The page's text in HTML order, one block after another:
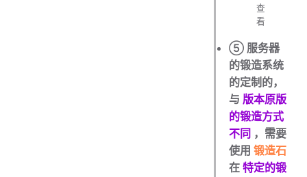
查
看
⑤ 服务器
的锻造系统
的定制的，
与 版本原版
的锻造方式
不同 ，需要
使用锻造石
在特定的锻